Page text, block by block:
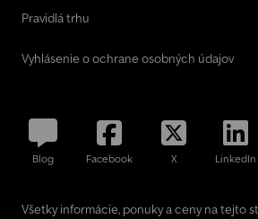
Pravidlá trhu
Vyhlásenie o ochrane osobných údajov
Blog Facebook X LinkedIn
Všetky informácie, ponuky a ceny na tejto